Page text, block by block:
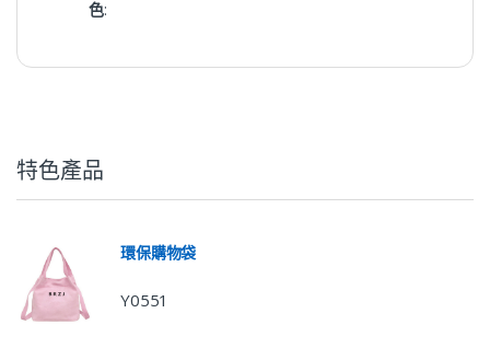
色:
特色產品
環保購物袋
Y0551